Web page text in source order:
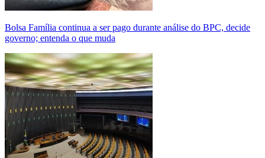
Bolsa Família continua a ser pago durante análise do BPC, decide
governo; entenda o que muda